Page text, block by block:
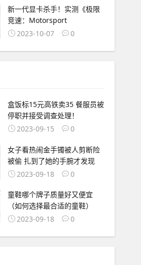
新一代显卡杀手！实测《极限
竞速：Motorsport
2023-10-07
0
盒饭标15元高铁卖35 餐服员被
停职并接受调查处理！
2023-09-15
0
女子看热闹金手镯被人剪断险
被偷 扎到了她的手腕才发现
2023-09-18
0
童鞋哪个牌子质量好又便宜
（如何选择最合适的童鞋）
2023-09-18
0